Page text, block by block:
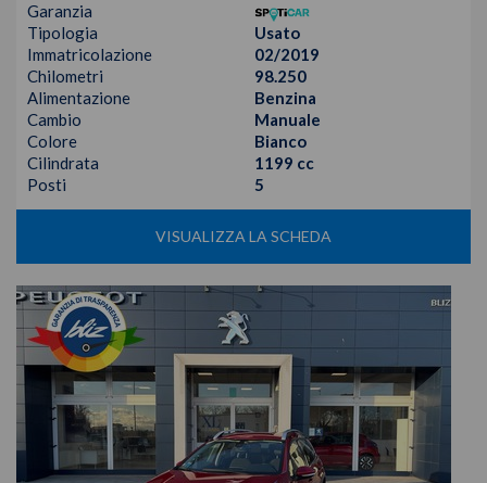
Garanzia
Tipologia
Usato
Immatricolazione
02/2019
Chilometri
98.250
Alimentazione
Benzina
Cambio
Manuale
Colore
Bianco
Cilindrata
1199 cc
Posti
5
VISUALIZZA LA SCHEDA